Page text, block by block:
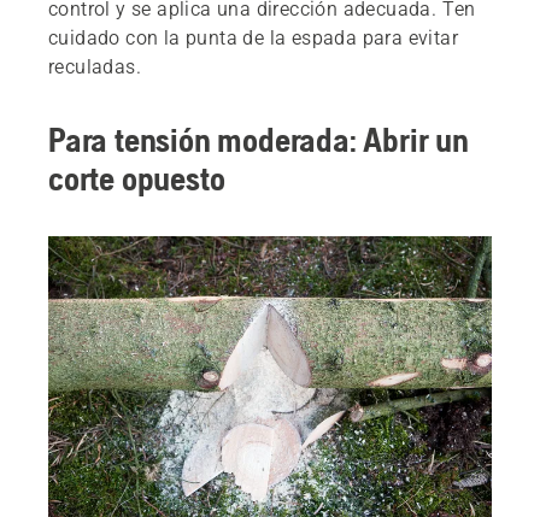
control y se aplica una dirección adecuada. Ten
cuidado con la punta de la espada para evitar
reculadas.
Para tensión moderada: Abrir un
corte opuesto